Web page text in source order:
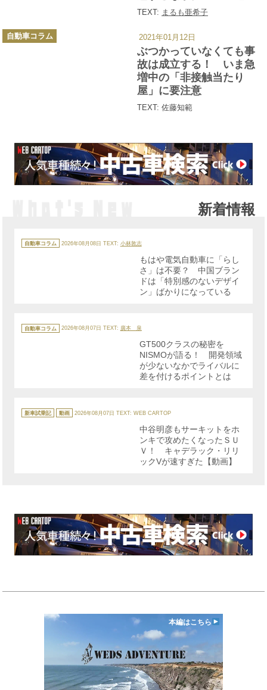
者はどう防御すべきか？
TEXT: まるも亜希子
ぶつかっていなくても事
故は成立する！ いま急
増中の「非接触当たり
屋」に要注意
TEXT: 佐藤知範
カ
テ
自動車コラム 2021年01月12日
新着情報
テ
ゴ
自動車コラム 2026年08月08日 TEXT: 小林敦志
もはや電気自動車に「らし
さ」は不要？ 中国ブラン
ドは「特別感のないデザイ
ン」ばかりになっている
テ
ゴ
自動車コラム 2026年08月07日 TEXT: 廣本 泉
GT500クラスの秘密を
NISMOが語る！ 開発領域
が少ないなかでライバルに
差を付けるポイントとは
テ
ゴ
新車試乗記 動画 2026年08月07日 TEXT: WEB CARTOP
中谷明彦もサーキットをホ
ンキで攻めたくなったＳＵ
Ｖ！ キャデラック・リリ
ックVが速すぎた【動画】
本編はこちら